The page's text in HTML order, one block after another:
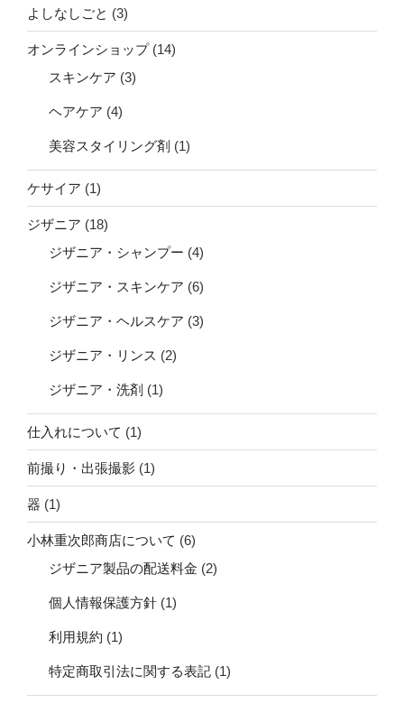
よしなしごと (3)
オンラインショップ(14)
スキンケア (3)
ヘアケア (4)
美容スタイリング剤 (1)
ケサイア (1)
ジザニア (18)
ジザニア・シャンプー (4)
ジザニア・スキンケア (6)
ジザニア・ヘルスケア (3)
ジザニア・リンス (2)
ジザニア・洗剤 (1)
仕入れについて (1)
前撮り・出張撮影 (1)
器 (1)
小林重次郎商店について (6)
ジザニア製品の配送料金 (2)
個人情報保護方針 (1)
利用規約 (1)
特定商取引法に関する表記 (1)